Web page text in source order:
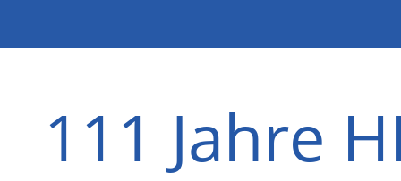
111 Jahre